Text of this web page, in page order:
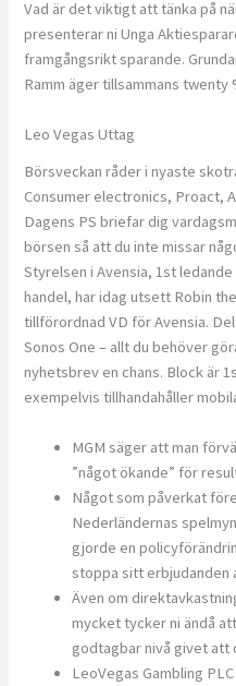
Vad är det viktigt att tänka på
presenterar ni Unga
framgångsrikt sparande.
Ramm äger tillsammans twenty
Leo Vegas Uttag
Börsveckan råder i nyaste
Consumer electronics, Proact,
Dagens PS briefar dig
börsen så att du inte missar
Styrelsen i Avensia, 1st
handel, har idag utsett Robin
tillförordnad VD för Avensia.
Sonos One – allt du behöver
nyhetsbrev en chans. Block är
exempelvis tillhandahåller
MGM säger att man
”något ökande” för
Något som påverkat
Nederländernas
gjorde en
stoppa sitt erbjudanden
Även om
mycket tycker ni ändå
godtagbar nivå givet att
LeoVegas Gambling